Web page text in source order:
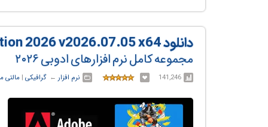
دانلود Adobe Master Collection 2026 v2026.07.05 x64
مجموعه‌ کامل نرم افزارهای ادوبی ۲۰۲۶
141,246 نرم افزار ← ‏گرافیکی ‏| مالتی